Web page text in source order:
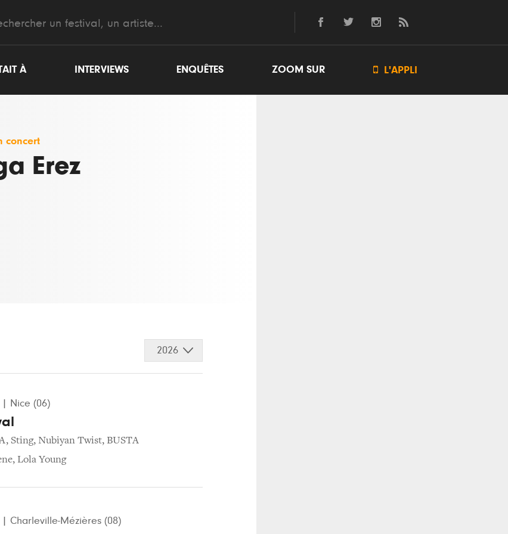
À INTERVIEWS ENQUÊTES ZOOM SUR  L'APPLI
concert
Erez
2026
Nice (06)
, Sting, Nubiyan Twist, BUSTA
, Lola Young
Charleville-Mézières (08)